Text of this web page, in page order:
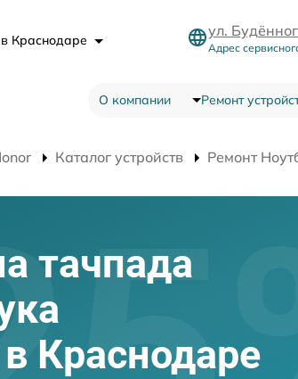
в Краснодаре
ул.
Адрес
О компании Ремонт
Каталог устройств Ремонт
тачпада
Краснодаре